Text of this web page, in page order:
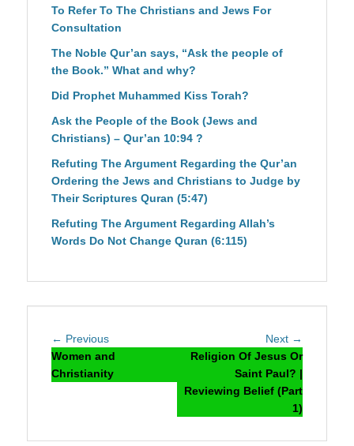
To Refer To The Christians and Jews For
Consultation
The Noble Qur’an says, “Ask the people of
the Book.” What and why?
Did Prophet Muhammed Kiss Torah?
Ask the People of the Book (Jews and
Christians) – Qur’an 10:94 ?
Refuting The Argument Regarding the Qur’an
Ordering the Jews and Christians to Judge by
Their Scriptures Quran (5:47)
Refuting The Argument Regarding Allah’s
Words Do Not Change Quran (6:115)
Post
navigation
← PreviousPrevious
post:
Women and
Christianity
Next →
post:
Religion Of Jesus Or
Saint Paul? |
Reviewing Belief (Part
1)